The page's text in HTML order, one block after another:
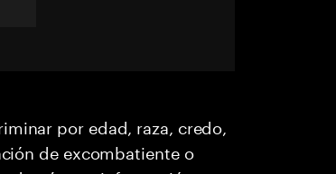
por edad, raza, credo,
de excombatiente o